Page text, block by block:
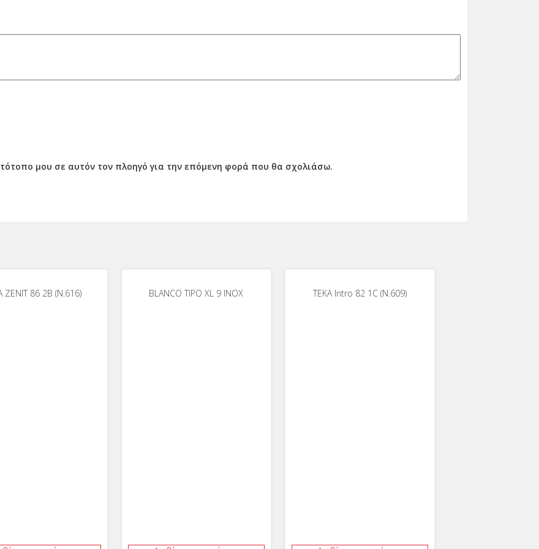
μου σε αυτόν τον πλοηγό για την επόμενη φορά που θα σχολιάσω.
ZENIT 86 2B (Ν.616) BLANCO TIPO XL 9 INOX ΤΕΚΑ Intro 82 1C (Ν.609)